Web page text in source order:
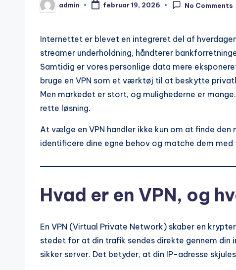
Posted
by
admin februar 19, 2026 No Comments
Internettet er blevet en integreret del af
streamer underholdning, håndterer
Samtidig er vores personlige data mere
bruge en VPN som et værktøj til at beskytte
Men markedet er stort, og mulighederne er
rette løsning.
At vælge en VPN handler ikke kun om at finde
identificere dine egne behov og matche dem
Hvad er en VPN, og
En VPN (Virtual Private Network) skaber en
stedet for at din trafik sendes direkte gennem din
sikker server. Det betyder, at din IP-adresse